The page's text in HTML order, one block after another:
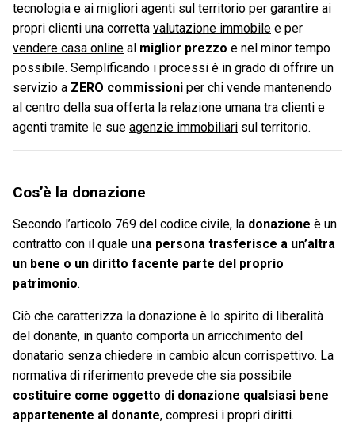
tecnologia e ai migliori agenti sul territorio per garantire ai
propri clienti una corretta valutazione immobile e per
vendere casa online al miglior prezzo e nel minor tempo
possibile. Semplificando i processi è in grado di offrire un
servizio a ZERO commissioni per chi vende mantenendo
al centro della sua offerta la relazione umana tra clienti e
agenti tramite le sue agenzie immobiliari sul territorio.
Cos’è la donazione
Secondo l’articolo 769 del codice civile, la donazione è un
contratto con il quale una persona trasferisce a un’altra
un bene o un diritto facente parte del proprio
patrimonio.
Ciò che caratterizza la donazione è lo spirito di liberalità
del donante, in quanto comporta un arricchimento del
donatario senza chiedere in cambio alcun corrispettivo. La
normativa di riferimento prevede che sia possibile
costituire come oggetto di donazione qualsiasi bene
appartenente al donante, compresi i propri diritti.